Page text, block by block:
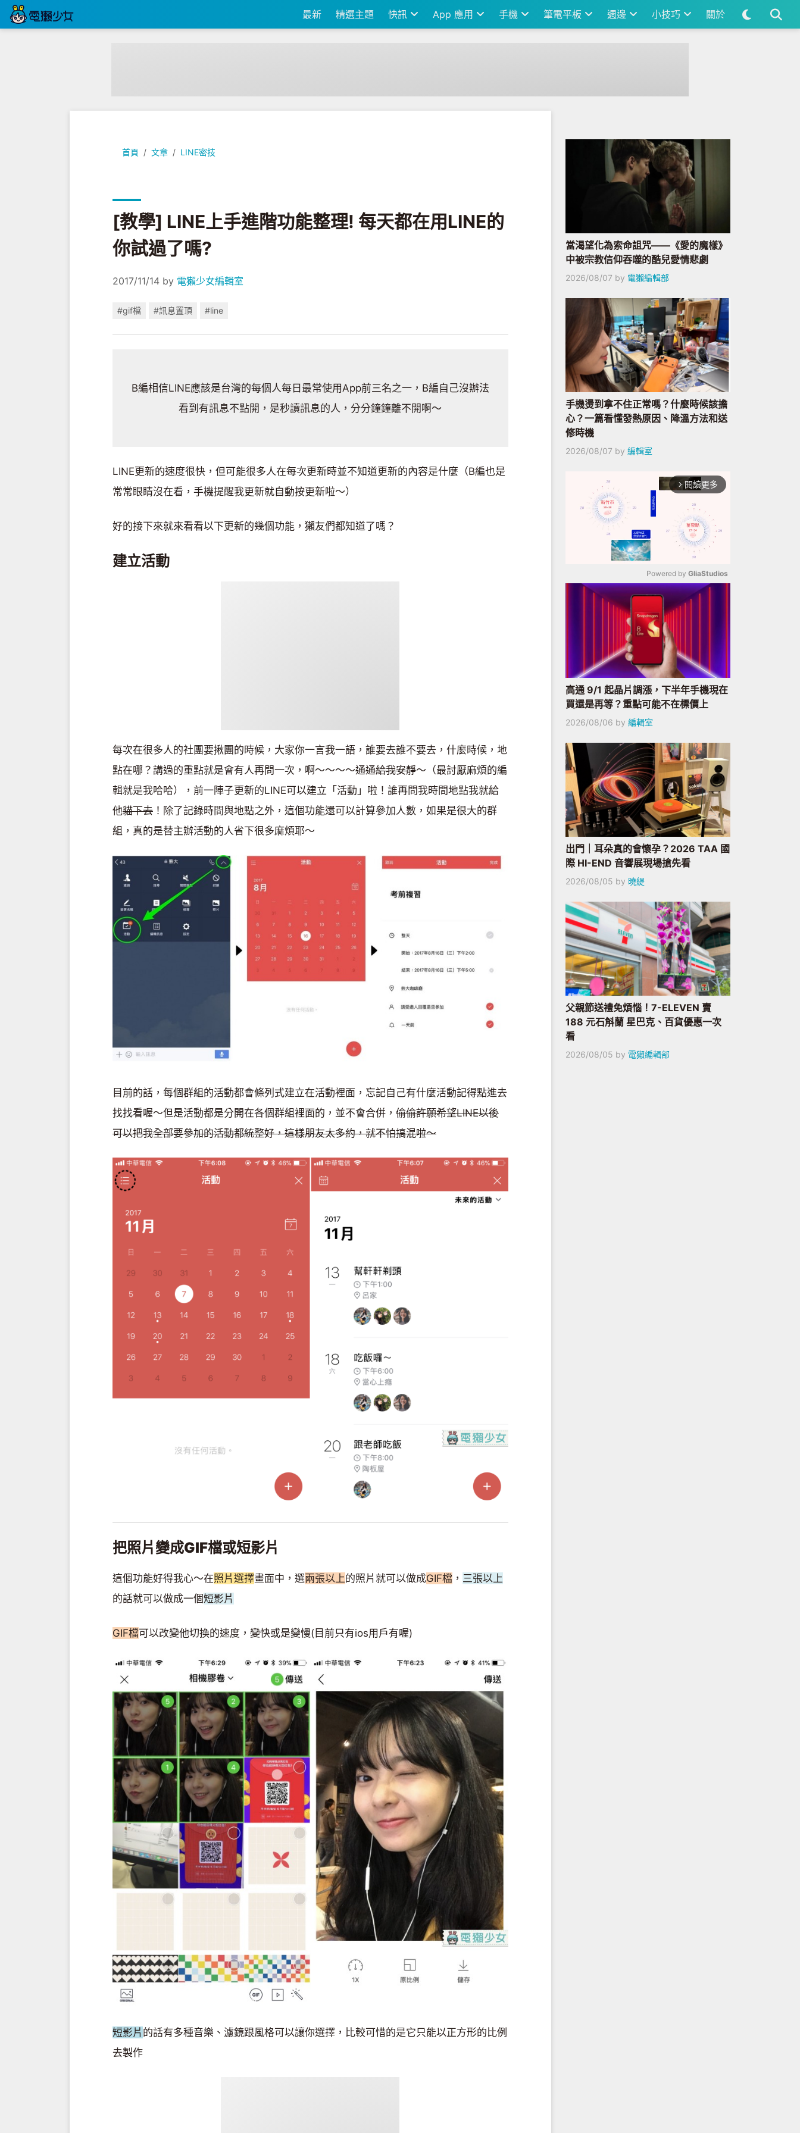
最新 精選主題 快訊 App 應用 手機 筆電平板 週邊 小技巧 關於
首頁 文章 LINE密技
[教學] LINE上手進階功能整理! 每天都在用LINE的你試過了嗎?
[教學] LINE上手進階功能整理! 每天都在用LINE的
你試過了嗎?
2017/11/14 by 電獺少女編輯室
#gif檔 #訊息置頂 #line
B編相信LINE應該是台灣的每個人每日最常使用App前三名之一，B編自己沒辦法
看到有訊息不點開，是秒讀訊息的人，分分鐘鐘離不開啊～
LINE更新的速度很快，但可能很多人在每次更新時並不知道更新的內容是什麼（B編也是
常常眼睛沒在看，手機提醒我更新就自動按更新啦～）
好的接下來就來看看以下更新的幾個功能，獺友們都知道了嗎？
建立活動
每次在很多人的社團要揪團的時候，大家你一言我一語，誰要去誰不要去，什麼時候，地
點在哪？講過的重點就是會有人再問一次，啊～～～～通通給我安靜～（最討厭麻煩的編
輯就是我哈哈），前一陣子更新的LINE可以建立「活動」啦！誰再問我時間地點我就給
他貓下去 ！除了記錄時間與地點之外，這個功能還可以計算參加人數，如果是很大的群
組，真的是替主辦活動的人省下很多麻煩耶～
目前的話，每個群組的活動都會條列式建立在活動裡面，忘記自己有什麼活動記得點進去
找找看喔～但是活動都是分開在各個群組裡面的，並不會合併， 偷偷許願希望LINE以後
可以把我全部要參加的活動都統整好，這樣朋友太多約，就不怕搞混啦～
把照片變成GIF檔或短影片
這個功能好得我心～在照片選擇畫面中，選兩張以上的照片就可以做成GIF檔 ， 三張以上
的話就可以做成一個短影片
GIF檔可以改變他切換的速度，變快或是變慢(目前只有ios用戶有喔)
短影片 的話有多種音樂、濾鏡跟風格可以讓你選擇，比較可惜的是它只能以正方形的比例
去製作
當渴望化為索命詛咒——《愛的魔樣》
中被宗教信仰吞噬的酷兒愛情悲劇
2026/08/07 by 電獺編輯部
手機燙到拿不住正常嗎？什麼時候該擔
心？一篇看懂發熱原因、降溫方法和送
修時機
2026/08/07 by 編輯室
arrow_forward_ios 閱讀更多
Mute
Powered by GliaStudios
高通 9/1 起晶片調漲，下半年手機現在
買還是再等？重點可能不在標價上
2026/08/06 by 編輯室
出門｜耳朵真的會懷孕？2026 TAA 國
際 HI-END 音響展現場搶先看
2026/08/05 by 曉緹
父親節送禮免煩惱！7-ELEVEN 賣
188 元石斛蘭 星巴克、百貨優惠一次
看
2026/08/05 by 電獺編輯部